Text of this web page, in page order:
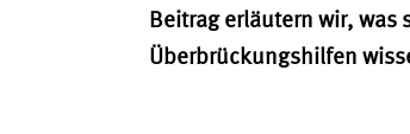
Beitrag erläutern wir, was
Überbrückungshilfen